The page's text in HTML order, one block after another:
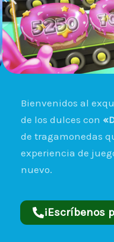
Bienvenidos al
de los dulces con
de tragamonedas
experiencia de
nuevo.
¡Escríbenos